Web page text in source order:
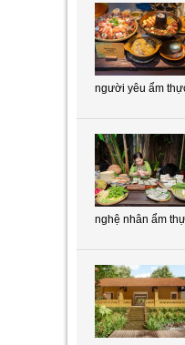
người yêu ẩm
nghệ nhân ẩm